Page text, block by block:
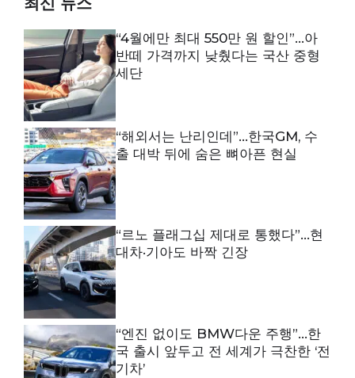
“4월에만 최대 550만 원 할인”…아
반떼 가격까지 낮췄다는 국산 중형
세단
“해외서는 난리인데”…한국GM, 수
출 대박 뒤에 숨은 뼈아픈 현실
“르노 플래그십 제대로 통했다”…현
대차·기아도 바짝 긴장
“엔진 없이도 BMW다운 주행”…한
국 출시 앞두고 전 세계가 극찬한 ‘전
기차’